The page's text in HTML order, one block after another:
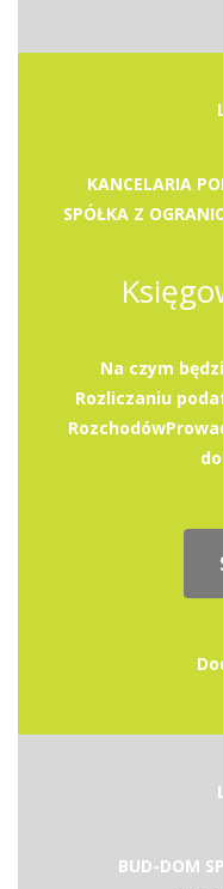
KANCELARIA
SPÓŁKA Z
Na czym
Rozliczaniu
BUD-DOM